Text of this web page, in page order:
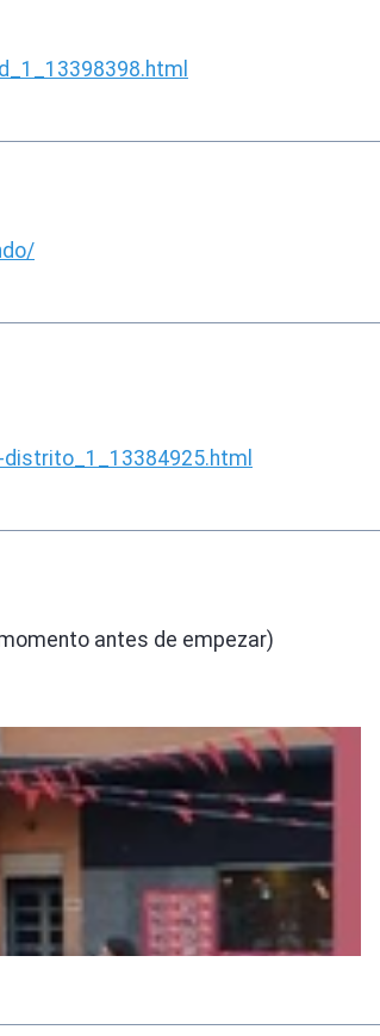
antes de empezar)